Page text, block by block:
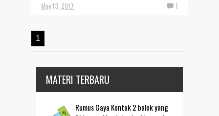
May 13, 2017 1
1
MATERI TERBARU
Rumus Gaya Kontak 2 balok yang